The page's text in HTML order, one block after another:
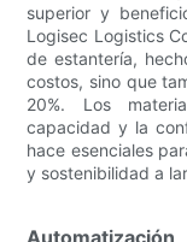
superior y
Logisec Logistics
de estantería,
costos, sino que
20%. Los
capacidad y la
hace esenciales
y sostenibilidad a